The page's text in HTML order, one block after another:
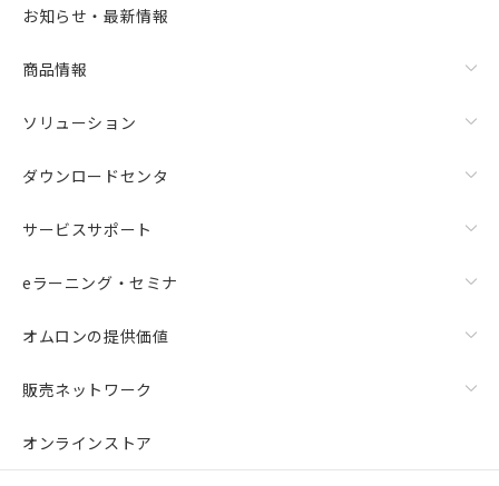
お知らせ・最新情報
商品情報
ソリューション
ダウンロードセンタ
サービスサポート
eラーニング・セミナ
オムロンの提供価値
販売ネットワーク
オンラインストア